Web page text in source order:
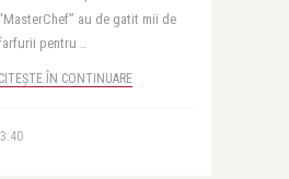
“MasterChef” au de gatit mii de
pentru ..
CITEȘTE ÎN CONTINUARE